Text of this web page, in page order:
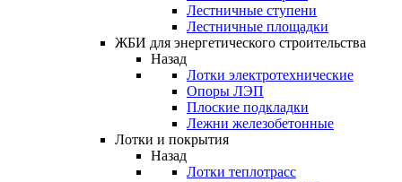
Лестничные ступени
Лестничные площадки
ЖБИ для энергетического строительства
Назад
Лотки электротехнические
Опоры ЛЭП
Плоские подкладки
Лежни железобетонные
Лотки и покрытия
Назад
Лотки теплотрасс